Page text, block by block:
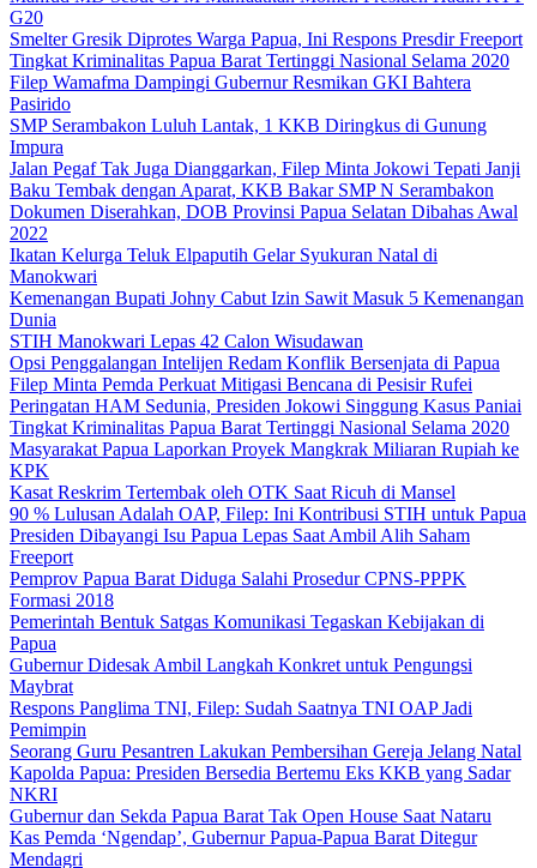
G20
Smelter Gresik Diprotes Warga Papua, Ini Respons Presdir Freeport
Tingkat Kriminalitas Papua Barat Tertinggi Nasional Selama 2020
Filep Wamafma Dampingi Gubernur Resmikan GKI Bahtera
Pasirido
SMP Serambakon Luluh Lantak, 1 KKB Diringkus di Gunung
Impura
Jalan Pegaf Tak Juga Dianggarkan, Filep Minta Jokowi Tepati Janji
Baku Tembak dengan Aparat, KKB Bakar SMP N Serambakon
Dokumen Diserahkan, DOB Provinsi Papua Selatan Dibahas Awal
2022
Ikatan Kelurga Teluk Elpaputih Gelar Syukuran Natal di
Manokwari
Kemenangan Bupati Johny Cabut Izin Sawit Masuk 5 Kemenangan
Dunia
STIH Manokwari Lepas 42 Calon Wisudawan
Opsi Penggalangan Intelijen Redam Konflik Bersenjata di Papua
Filep Minta Pemda Perkuat Mitigasi Bencana di Pesisir Rufei
Peringatan HAM Sedunia, Presiden Jokowi Singgung Kasus Paniai
Tingkat Kriminalitas Papua Barat Tertinggi Nasional Selama 2020
Masyarakat Papua Laporkan Proyek Mangkrak Miliaran Rupiah ke
KPK
Kasat Reskrim Tertembak oleh OTK Saat Ricuh di Mansel
90 % Lulusan Adalah OAP, Filep: Ini Kontribusi STIH untuk Papua
Presiden Dibayangi Isu Papua Lepas Saat Ambil Alih Saham
Freeport
Pemprov Papua Barat Diduga Salahi Prosedur CPNS-PPPK
Formasi 2018
Pemerintah Bentuk Satgas Komunikasi Tegaskan Kebijakan di
Papua
Gubernur Didesak Ambil Langkah Konkret untuk Pengungsi
Maybrat
Respons Panglima TNI, Filep: Sudah Saatnya TNI OAP Jadi
Pemimpin
Seorang Guru Pesantren Lakukan Pembersihan Gereja Jelang Natal
Kapolda Papua: Presiden Bersedia Bertemu Eks KKB yang Sadar
NKRI
Gubernur dan Sekda Papua Barat Tak Open House Saat Nataru
Kas Pemda ‘Ngendap’, Gubernur Papua-Papua Barat Ditegur
Mendagri